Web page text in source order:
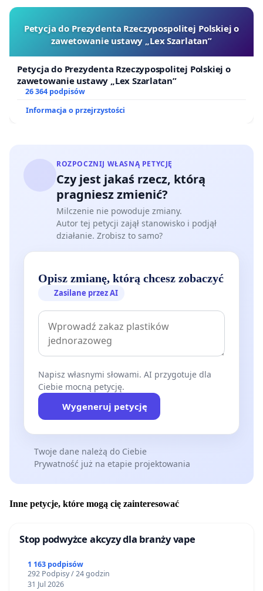
Petycja do Prezydenta Rzeczypospolitej Polskiej o
zawetowanie ustawy „Lex Szarlatan”
Petycja do Prezydenta Rzeczypospolitej Polskiej o
zawetowanie ustawy „Lex Szarlatan”
26 364 podpisów
Informacja o przejrzystości
ROZPOCZNIJ WŁASNĄ PETYCJĘ
Czy jest jakaś rzecz, którą
pragniesz zmienić?
Milczenie nie powoduje zmiany.
Autor tej petycji zajął stanowisko i podjął
działanie. Zrobisz to samo?
Opisz zmianę, którą chcesz zobaczyć
Zasilane przez AI
Napisz własnymi słowami. AI przygotuje dla
Ciebie mocną petycję.
Wygeneruj petycję
Twoje dane należą do Ciebie
Prywatność już na etapie projektowania
Inne petycje, które mogą cię zainteresować
Stop podwyżce akcyzy dla branży vape
1 163 podpisów
292 Podpisy / 24 godzin
31 Jul 2026